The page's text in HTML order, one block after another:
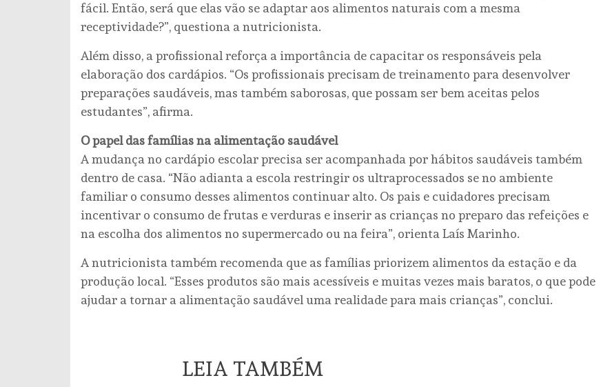
fácil. Então, será que elas vão se adaptar aos alimentos naturais com a mesma
receptividade?”, questiona a nutricionista.
Além disso, a profissional reforça a importância de capacitar os responsáveis pela
elaboração dos cardápios. “Os profissionais precisam de treinamento para desenvolver
preparações saudáveis, mas também saborosas, que possam ser bem aceitas pelos
estudantes”, afirma.
O papel das famílias na alimentação saudável
A mudança no cardápio escolar precisa ser acompanhada por hábitos saudáveis também
dentro de casa. “Não adianta a escola restringir os ultraprocessados se no ambiente
familiar o consumo desses alimentos continuar alto. Os pais e cuidadores precisam
incentivar o consumo de frutas e verduras e inserir as crianças no preparo das refeições e
na escolha dos alimentos no supermercado ou na feira”, orienta Laís Marinho.
A nutricionista também recomenda que as famílias priorizem alimentos da estação e da
produção local. “Esses produtos são mais acessíveis e muitas vezes mais baratos, o que pode
ajudar a tornar a alimentação saudável uma realidade para mais crianças”, conclui.
LEIA TAMBÉM